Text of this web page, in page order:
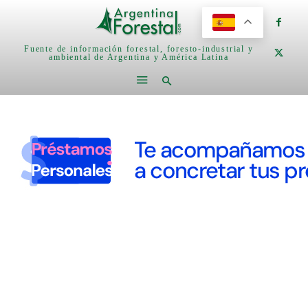
Fuente de información forestal, foresto-industrial y
ambiental de Argentina y América Latina